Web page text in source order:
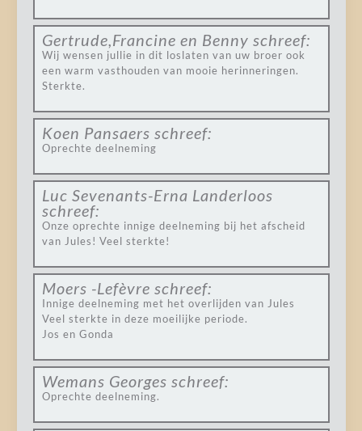
Gertrude,Francine en Benny schreef:
Wij wensen jullie in dit loslaten van uw broer ook
een warm vasthouden van mooie herinneringen.
Sterkte.
Koen Pansaers schreef:
Oprechte deelneming
Luc Sevenants-Erna Landerloos
schreef:
Onze oprechte innige deelneming bij het afscheid
van Jules! Veel sterkte!
Moers -Lefèvre schreef:
Innige deelneming met het overlijden van Jules
Veel sterkte in deze moeilijke periode.
Jos en Gonda
Wemans Georges schreef:
Oprechte deelneming.